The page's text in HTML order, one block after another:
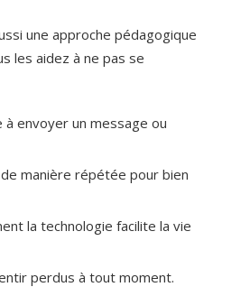
une approche pédagogique
les aidez à ne pas se
envoyer un message ou
manière répétée pour bien
la technologie facilite la vie
perdus à tout moment.